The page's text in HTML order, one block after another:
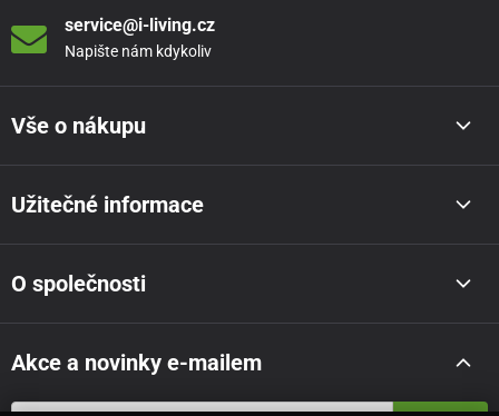
service@i-living.cz
Napište nám kdykoliv
Vše o nákupu
Užitečné informace
O společnosti
Akce a novinky e-mailem